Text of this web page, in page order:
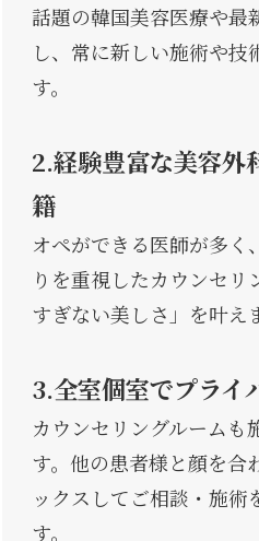
話題の韓国美容医療や最
し、常に新しい施術や技
す。
2.経験豊富な美容外
籍
オペができる医師が多く
りを重視したカウンセリ
すぎない美しさ」を叶え
3.全室個室でプライ
カウンセリングルームも
す。他の患者様と顔を合
ックスしてご相談・施術
す。